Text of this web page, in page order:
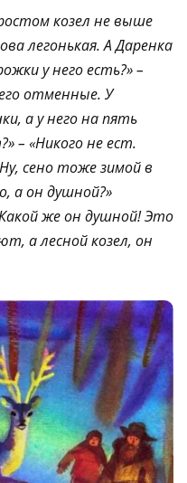
козел не выше
легонькая. А Даренка
у него есть?» –
отменные. У
а у него на пять
– «Никого не ест.
сено тоже зимой в
а он душной?»
же он душной! Это
а лесной козел, он